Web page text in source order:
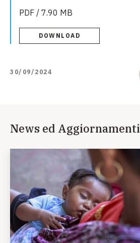
PDF / 7.90 MB
DOWNLOAD
30/09/2024
News ed Aggiornamenti